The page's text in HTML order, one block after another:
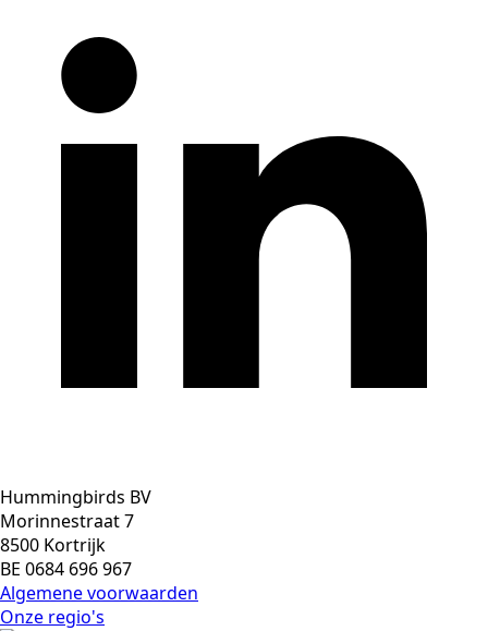
Hummingbirds BV
Morinnestraat 7
8500 Kortrijk
BE 0684 696 967
Algemene voorwaarden
Onze regio's